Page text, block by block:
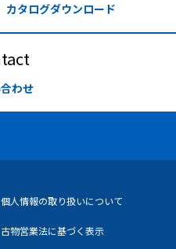
タログダウンロード
わせ
個人情報の取り扱いについて
古物営業法に基づく表示